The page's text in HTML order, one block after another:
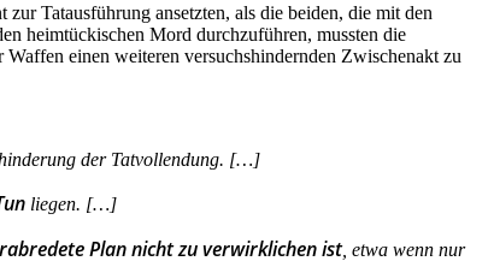
Tatausführung ansetzten, als die beiden, die mit den
heimtückischen Mord durchzuführen, mussten die
einen weiteren versuchshindernden Zwischenakt zu
der Tatvollendung. […]
liegen. […]
Plan nicht zu verwirklichen ist, etwa wenn nur